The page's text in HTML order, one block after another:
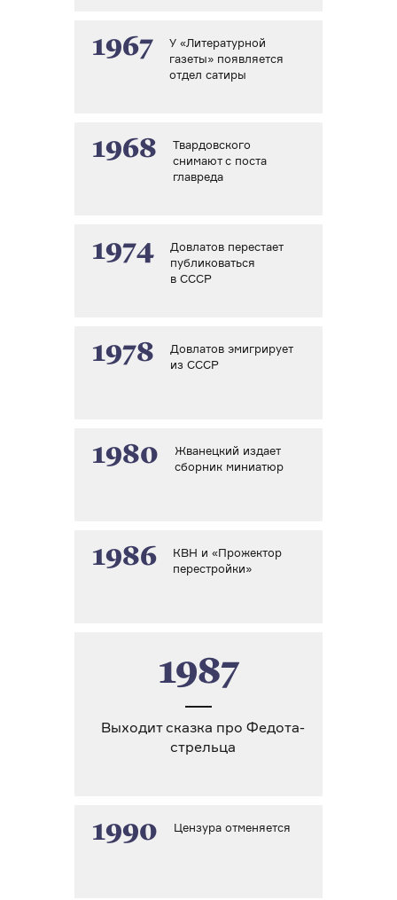
1967
У «Литературной
газеты» появляется
отдел сатиры
1968
Твардовского
снимают с поста
главреда
1974
Довлатов перестает
публиковаться
в СССР
1978
Довлатов эмигрирует
из СССР
1980
Жванецкий издает
сборник миниатюр
1986
КВН и «Прожектор
перестройки»
1987
Выходит сказка про Федота-
стрельца
1990 Цензура отменяется